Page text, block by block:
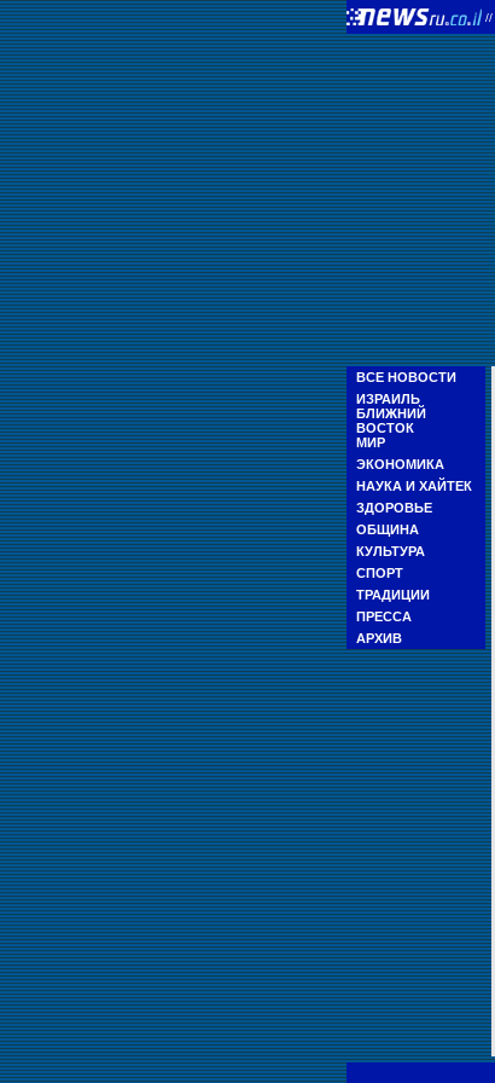
//
ВСЕ НОВОСТИ
ИЗРАИЛЬ
БЛИЖНИЙ
ВОСТОК
МИР
ЭКОНОМИКА
НАУКА И ХАЙТЕК
ЗДОРОВЬЕ
ОБЩИНА
КУЛЬТУРА
СПОРТ
ТРАДИЦИИ
ПРЕССА
АРХИВ